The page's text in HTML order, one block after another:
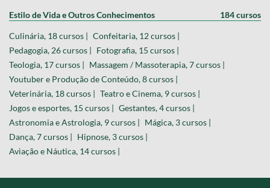
Estilo de Vida e Outros Conhecimentos 184 cursos
Culinária, 18 cursos | Confeitaria, 12 cursos |
Pedagogia, 26 cursos | Fotografia, 15 cursos |
Teologia, 17 cursos | Massagem / Massoterapia, 7 cursos |
Youtuber e Produção de Conteúdo, 8 cursos |
Veterinária, 18 cursos | Teatro e Cinema, 9 cursos |
Jogos e esportes, 15 cursos | Gestantes, 4 cursos |
Astronomia e Astrologia, 9 cursos | Mágica, 3 cursos |
Dança, 7 cursos | Hipnose, 3 cursos |
Aviação e Náutica, 14 cursos |